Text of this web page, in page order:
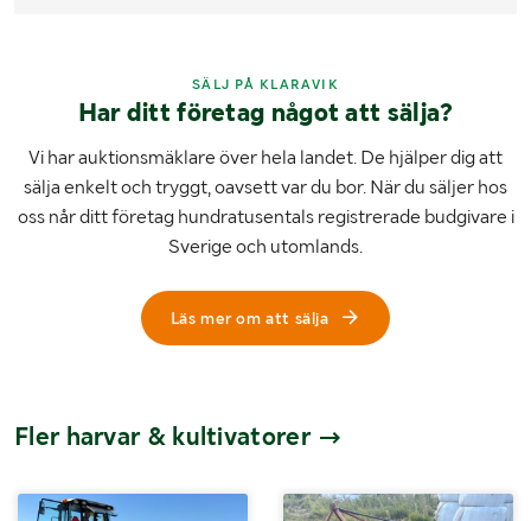
SÄLJ PÅ KLARAVIK
Har ditt företag något att sälja?
Vi har auktionsmäklare över hela landet. De hjälper dig att
sälja enkelt och tryggt, oavsett var du bor. När du säljer hos
oss når ditt företag hundratusentals registrerade budgivare i
Sverige och utomlands.
Läs mer om att sälja
Fler harvar & kultivatorer